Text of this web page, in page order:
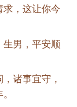
求，这让你今
生男，平安顺
诸事宜守，